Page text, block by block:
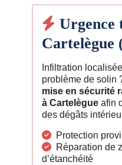
Urgence
Cartelègue
Infiltration
problème de solin
mise en sécurité
à Cartelègue afin
des dégâts
Protection
Réparation de
d’étanchéité